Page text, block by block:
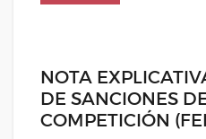
NOTA
DE SANCIONES
COMPETICIÓN